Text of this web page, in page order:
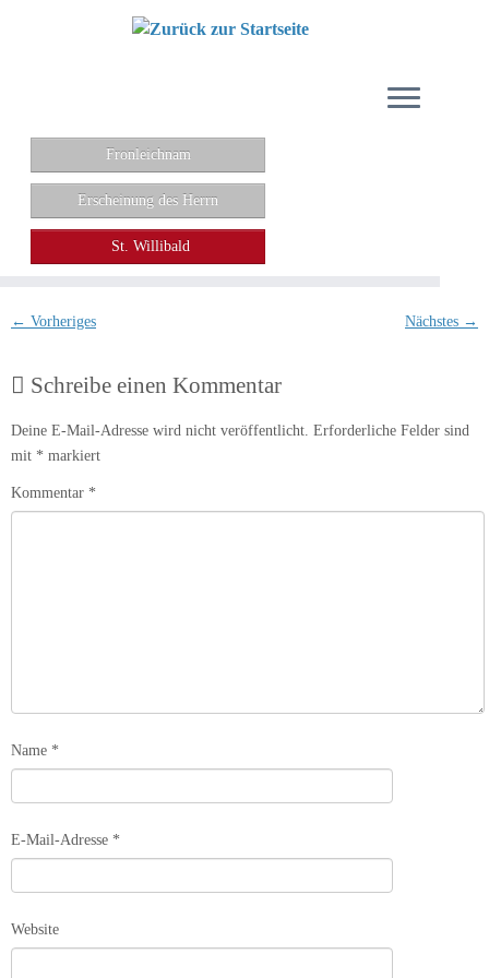
Fronleichnam
Erscheinung des Herrn
St. Willibald
← Vorheriges Nächstes →
Schreibe einen Kommentar
Deine E-Mail-Adresse wird nicht veröffentlicht. Erforderliche Felder sind
mit * markiert
Kommentar *
Name *
E-Mail-Adresse *
Website